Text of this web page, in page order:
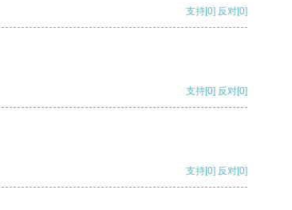
支持[0] 反对[0]
支持[0] 反对[0]
支持[0] 反对[0]